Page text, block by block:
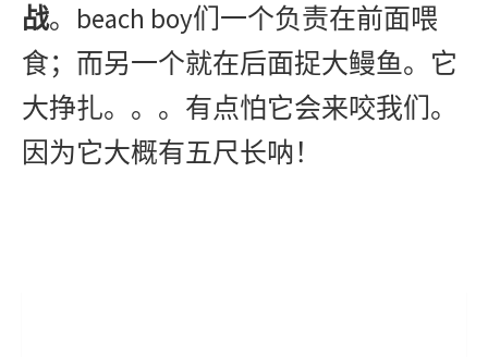
战。 beach boy们一个负责在前面喂
食；而另一个就在后面捉大鳗鱼。它
大挣扎。。。有点怕它会来咬我们。
因为它大概有五尺长呐！